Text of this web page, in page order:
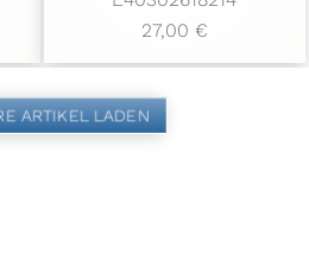
27,00 €
ARTIKEL LADEN